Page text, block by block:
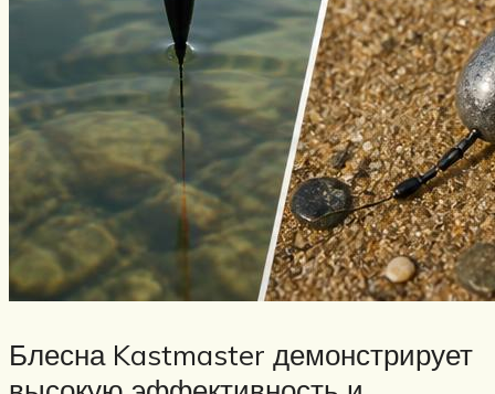
Блесна Kastmaster демонстрирует